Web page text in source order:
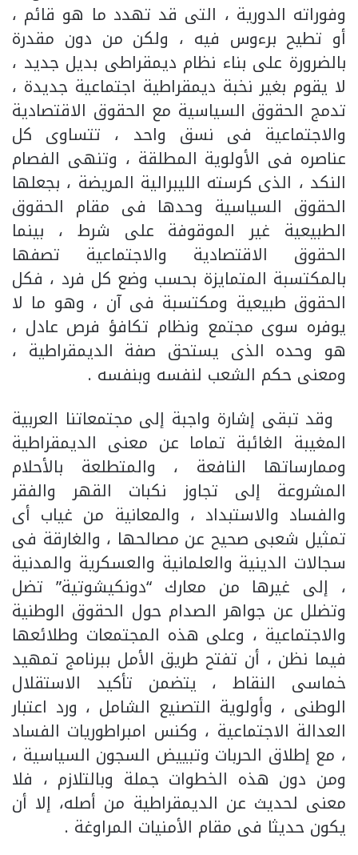
وفوراته الدورية ، التى قد تهدد ما هو قائم ،
أو تطيح برءوس فيه ، ولكن من دون مقدرة
بالضرورة على بناء نظام ديمقراطى بديل جديد ،
لا يقوم بغير نخبة ديمقراطية اجتماعية جديدة ،
تدمج الحقوق السياسية مع الحقوق الاقتصادية
والاجتماعية فى نسق واحد ، تتساوى كل
عناصره فى الأولوية المطلقة ، وتنهى الفصام
النكد ، الذى كرسته الليبرالية المريضة ، بجعلها
الحقوق السياسية وحدها فى مقام الحقوق
الطبيعية غير الموقوفة على شرط ، بينما
الحقوق الاقتصادية والاجتماعية تصفها
بالمكتسبة المتمايزة بحسب وضع كل فرد ، فكل
الحقوق طبيعية ومكتسبة فى آن ، وهو ما لا
يوفره سوى مجتمع ونظام تكافؤ فرص عادل ،
هو وحده الذى يستحق صفة الديمقراطية ،
ومعنى حكم الشعب لنفسه وبنفسه .
وقد تبقى إشارة واجبة إلى مجتمعاتنا العربية
المغيبة الغائبة تماما عن معنى الديمقراطية
وممارساتها النافعة ، والمتطلعة بالأحلام
المشروعة إلى تجاوز نكبات القهر والفقر
والفساد والاستبداد ، والمعانية من غياب أى
تمثيل شعبى صحيح عن مصالحها ، والغارقة فى
سجالات الدينية والعلمانية والعسكرية والمدنية
، إلى غيرها من معارك “دونكيشوتية” تضل
وتضلل عن جواهر الصدام حول الحقوق الوطنية
والاجتماعية ، وعلى هذه المجتمعات وطلائعها
فيما نظن ، أن تفتح طريق الأمل ببرنامج تمهيد
خماسى النقاط ، يتضمن تأكيد الاستقلال
الوطنى ، وأولوية التصنيع الشامل ، ورد اعتبار
العدالة الاجتماعية ، وكنس امبراطوريات الفساد
، مع إطلاق الحربات وتبييض السجون السياسية ،
ومن دون هذه الخطوات جملة وبالتلازم ، فلا
معنى لحديث عن الديمقراطية من أصله، إلا أن
يكون حديثا فى مقام الأمنيات المراوغة .